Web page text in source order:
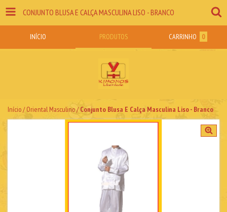
CONJUNTO BLUSA E CALÇA MASCULINA LISO - BRANCO
INÍCIO PRODUTOS CARRINHO 0
Início/ Oriental Masculino/ Conjunto Blusa E Calça Masculina Liso - Branco